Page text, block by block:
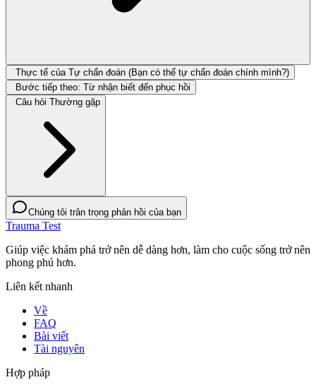
Thực tế của Tự chẩn đoán (Bạn có thể tự chẩn đoán chính mình?)
Bước tiếp theo: Từ nhận biết đến phục hồi
Câu hỏi Thường gặp
Chúng tôi trân trọng phản hồi của bạn
Trauma Test
Giúp việc khám phá trở nên dễ dàng hơn, làm cho cuộc sống trở nên
phong phú hơn.
Liên kết nhanh
Về
FAQ
Bài viết
Tài nguyên
Hợp pháp